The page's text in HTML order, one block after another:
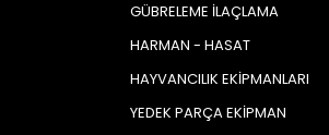
GÜBRELEME İLAÇLAMA
HARMAN - HASAT
HAYVANCILIK EKİPMANLARI
YEDEK PARÇA EKİPMAN